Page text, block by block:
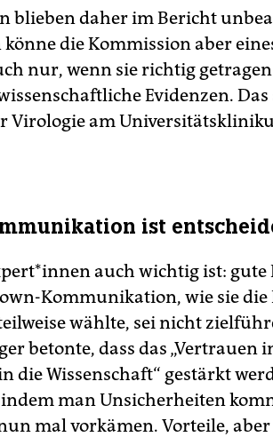
blieben daher im Bericht
die Kommission aber
nur, wenn sie richtig
Evidenzen.
Virologie am
ist
auch wichtig ist:
Kommunikation, wie sie
wählte, sei nicht
betonte, dass das „Vertrauen
die Wissenschaft“ gestärkt
man Unsicherheiten
mal vorkämen. Vorteile,